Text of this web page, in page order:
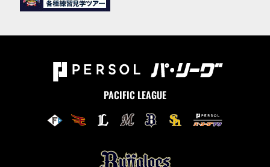
PACIFIC LEAGUE